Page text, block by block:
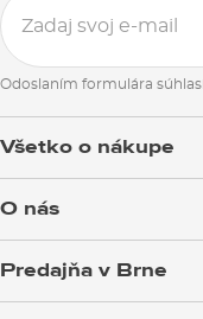
Odoslaním formulára
Všetko o nákupe
Výmena a vrátenie
Reklamácie
O nás
Predajňa v Brne